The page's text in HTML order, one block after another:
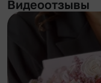
Видеоотзывы